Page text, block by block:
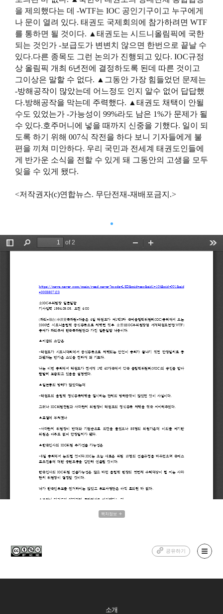
을 제의했다는 데 -WTF는 IOC 공인기구이고 누구에게
나 문이 열려 있다. 태권도 국제회의에 참가하려면 WTF
를 통하면 될 것이다. ▲태권도는 시드니올림픽에 국한
되는 것인가 -보급도가 변변치 않으면 한번으로 끝날 수
있다.다른 종목도 그런 논의가 진행되고 있다. IOC규정
상 올림픽 개최 6년전에 결정하도록 된데 따른 것이고
그이상은 말할 수 없다. ▲그동안 가장 힘들었던 문제는
-방해공작이 많았는데 어느정도 인지 알수 없어 답답했
다.방해공작을 막는데 주력했다. ▲태권도 채택이 안될
수도 있었는가 -가능성이 99%라도 남은 1%가 문제가 될
수 있다.호주머니에 넣을 때까지 신중을 기했다. 일이 되
도록 하기 위해 007식 작전을 하다 보니 기자들에게 불
편을 끼쳐 미안하다. 우리 국민과 전세계 태권도인들에
게 반가운 소식을 전할 수 있게 돼 그동안의 고생을 모두
잊을 수 있게 됐다.
<저작권자(c)연합뉴스. 무단전재-재배포금지.>
목차정보
공유하기
소개